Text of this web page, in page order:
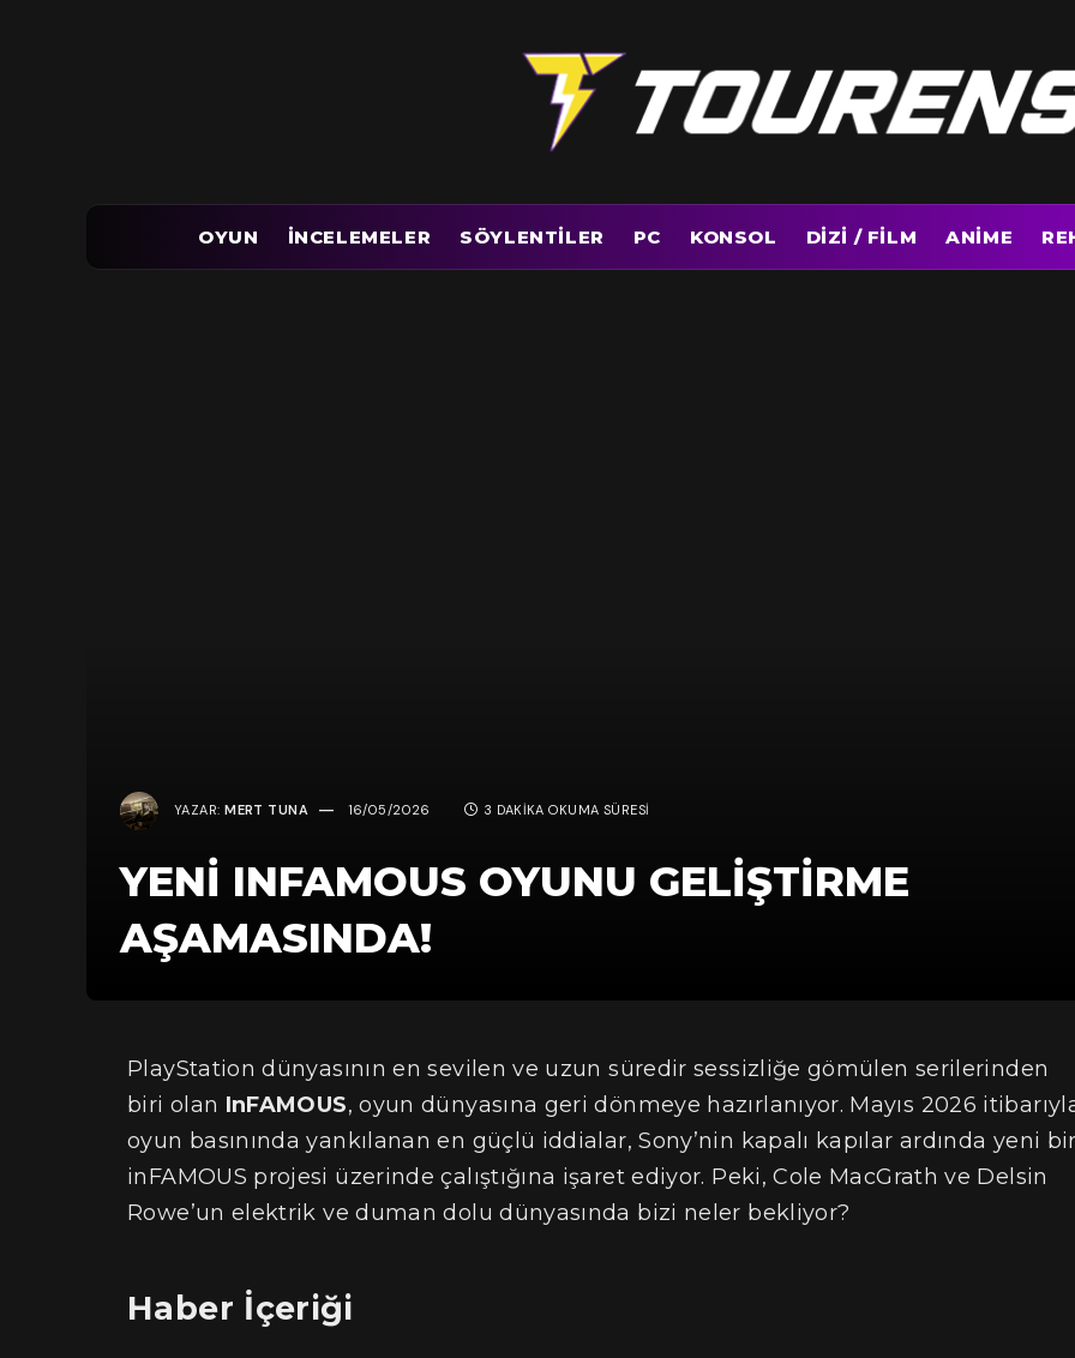
OYUN İNCELEMELER SÖYLENTILER PC KONSOL DIZI / FILM ANIME
YAZAR: MERT TUNA 16/05/2026 3 DAKIKA OKUMA SÜRESI
YENI INFAMOUS OYUNU GELIŞTIRME
AŞAMASINDA!
PlayStation dünyasının en sevilen ve uzun süredir sessizliğe gömülen serilerinden
biri olan InFAMOUS, oyun dünyasına geri dönmeye hazırlanıyor. Mayıs 2026
oyun basınında yankılanan en güçlü iddialar, Sony’nin kapalı kapılar ardında yeni
inFAMOUS projesi üzerinde çalıştığına işaret ediyor. Peki, Cole MacGrath ve Delsin
Rowe’un elektrik ve duman dolu dünyasında bizi neler bekliyor?
Haber İçeriği